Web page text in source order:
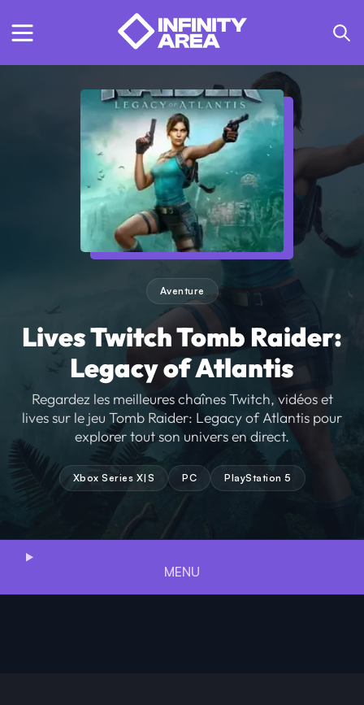
Aventure
Lives Twitch Tomb Raider:
Legacy of Atlantis
Regardez les meilleures chaînes Twitch, vidéos et
lives sur le jeu Tomb Raider: Legacy of Atlantis pour
explorer tout son univers en direct.
Xbox Series X|S PC PlayStation 5
MENU